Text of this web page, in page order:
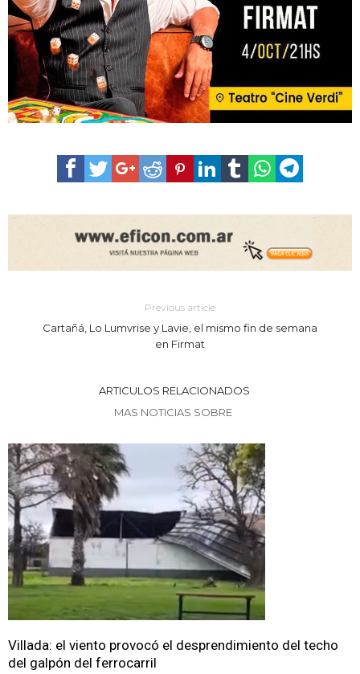
Previous article
Cartañá, Lo Lumvrise y Lavie, el mismo fin de semana
en Firmat
ARTICULOS RELACIONADOS
MAS NOTICIAS SOBRE
Villada: el viento provocó el desprendimiento del techo
del galpón del ferrocarril